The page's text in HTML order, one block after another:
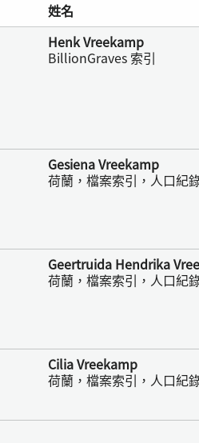
姓名
Henk Vreekamp
BillionGraves 索引
Gesiena Vreekamp
荷蘭，檔案索引，人口紀
Geertruida Hendrika
荷蘭，檔案索引，人口紀
Cilia Vreekamp
荷蘭，檔案索引，人口紀